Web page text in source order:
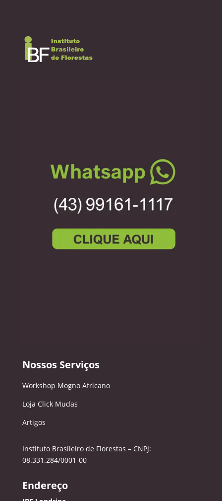
Nossos Serviços
Workshop Mogno Africano
Loja Click Mudas
Artigos
Instituto Brasileiro de Florestas – CNPJ:
08.331.284/0001-00
Endereço